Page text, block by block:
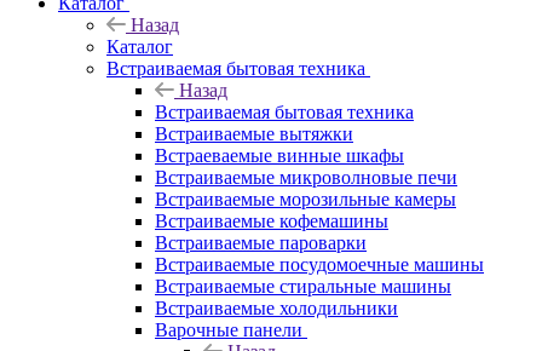
Назад
Каталог
Встраиваемая бытовая техника
Назад
Встраиваемая бытовая техника
Встраиваемые вытяжки
Встраеваемые винные шкафы
Встраиваемые микроволновые печи
Встраиваемые морозильные камеры
Встраиваемые кофемашины
Встраиваемые пароварки
Встраиваемые посудомоечные машины
Встраиваемые стиральные машины
Встраиваемые холодильники
Варочные панели